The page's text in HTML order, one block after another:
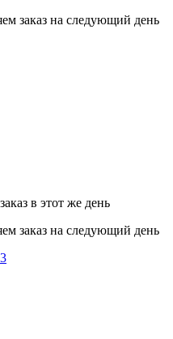
заказ на следующий день
в этот же день
заказ на следующий день